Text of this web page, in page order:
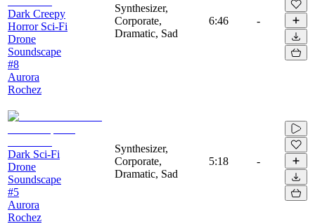
Dark Creepy
Horror Sci-Fi
Drone
Soundscape
#8
Aurora
Rochez
Synthesizer,
Corporate,
Dramatic, Sad
6:46 -
Dark Sci-Fi
Drone
Soundscape
#5
Aurora
Rochez
Synthesizer,
Corporate,
Dramatic, Sad
5:18 -